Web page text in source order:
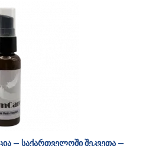
— საქართველოში შეკვეთა —